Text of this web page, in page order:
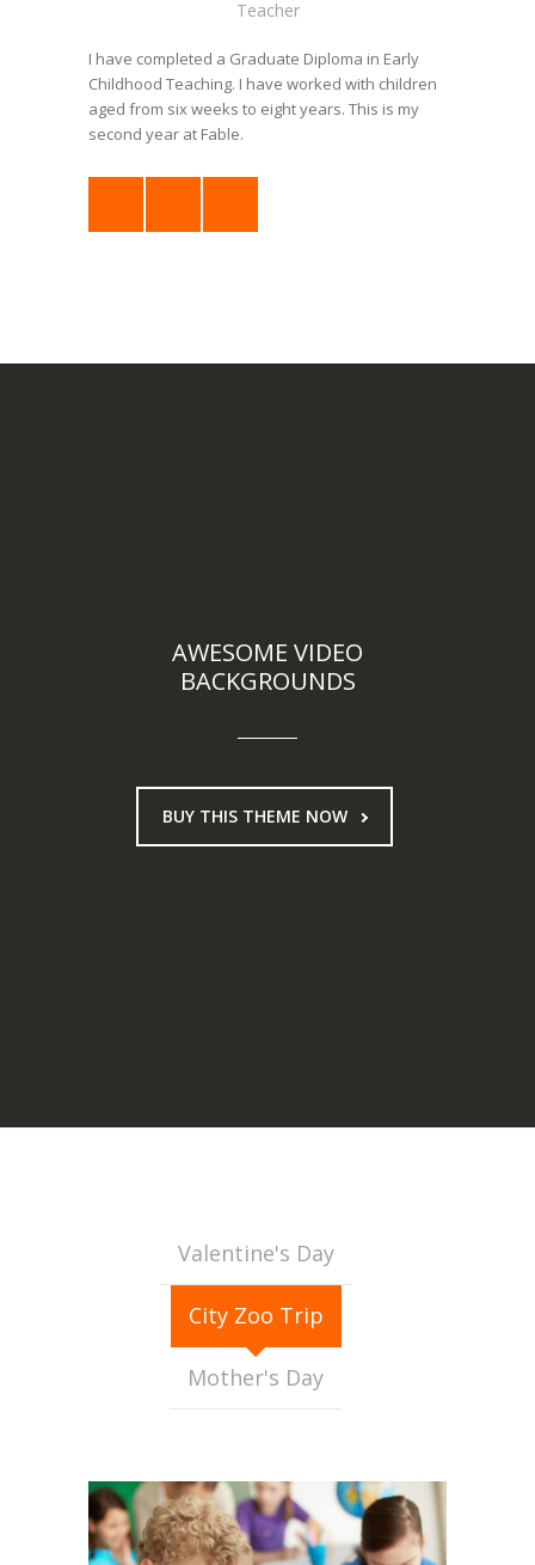
Teacher
I have completed a Graduate Diploma in Early
Childhood Teaching. I have worked with children
aged from six weeks to eight years. This is my
second year at Fable.
AWESOME VIDEO
BACKGROUNDS
BUY THIS THEME NOW
Valentine's Day
City Zoo Trip
Mother's Day